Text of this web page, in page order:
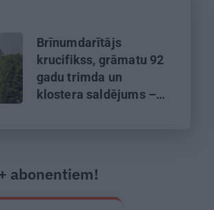
Brīnumdarītājs
krucifikss, grāmatu 92
gadu trimda un
klostera saldējums –
abonentiem!